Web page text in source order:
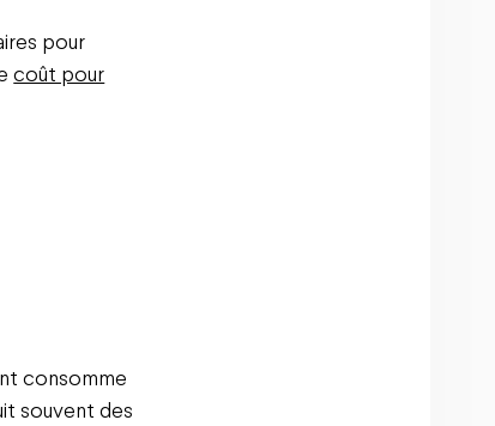
pour
coût pour
consomme
souvent des